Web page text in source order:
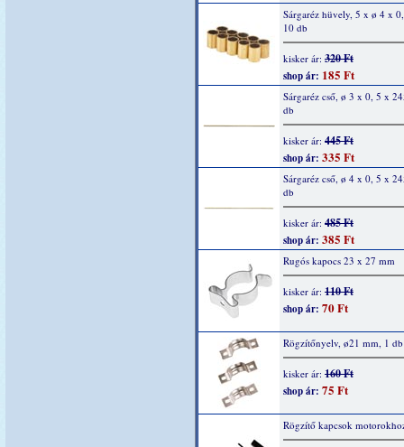
Sárgaréz hüvely, 5 x ø 4 x
10 db
kisker ár: 320 Ft
shop ár: 185 Ft
Sárgaréz cső, ø 3 x 0, 5 x
db
kisker ár: 445 Ft
shop ár: 335 Ft
Sárgaréz cső, ø 4 x 0, 5 x
db
kisker ár: 485 Ft
shop ár: 385 Ft
Rugós kapocs 23 x 27 mm
kisker ár: 110 Ft
shop ár: 70 Ft
Rögzítőnyelv, ø21 mm, 1 db
kisker ár: 160 Ft
shop ár: 75 Ft
Rögzítő kapcsok